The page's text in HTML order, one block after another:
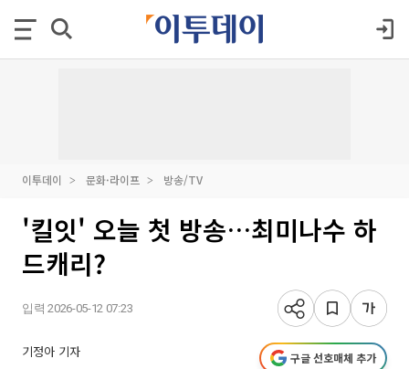
이투데이 문화·라이프 방송/TV
'킬잇' 오늘 첫 방송…최미나수 하
드캐리?
입력 2026-05-12 07:23
기정아 기자 구글 선호매체 추가